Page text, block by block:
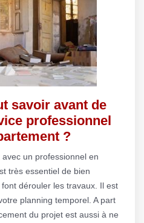
savoir avant de
professionnel
?
un professionnel en
très essentiel de bien
dérouler les travaux. Il est
planning temporel. A part
du projet est aussi à ne